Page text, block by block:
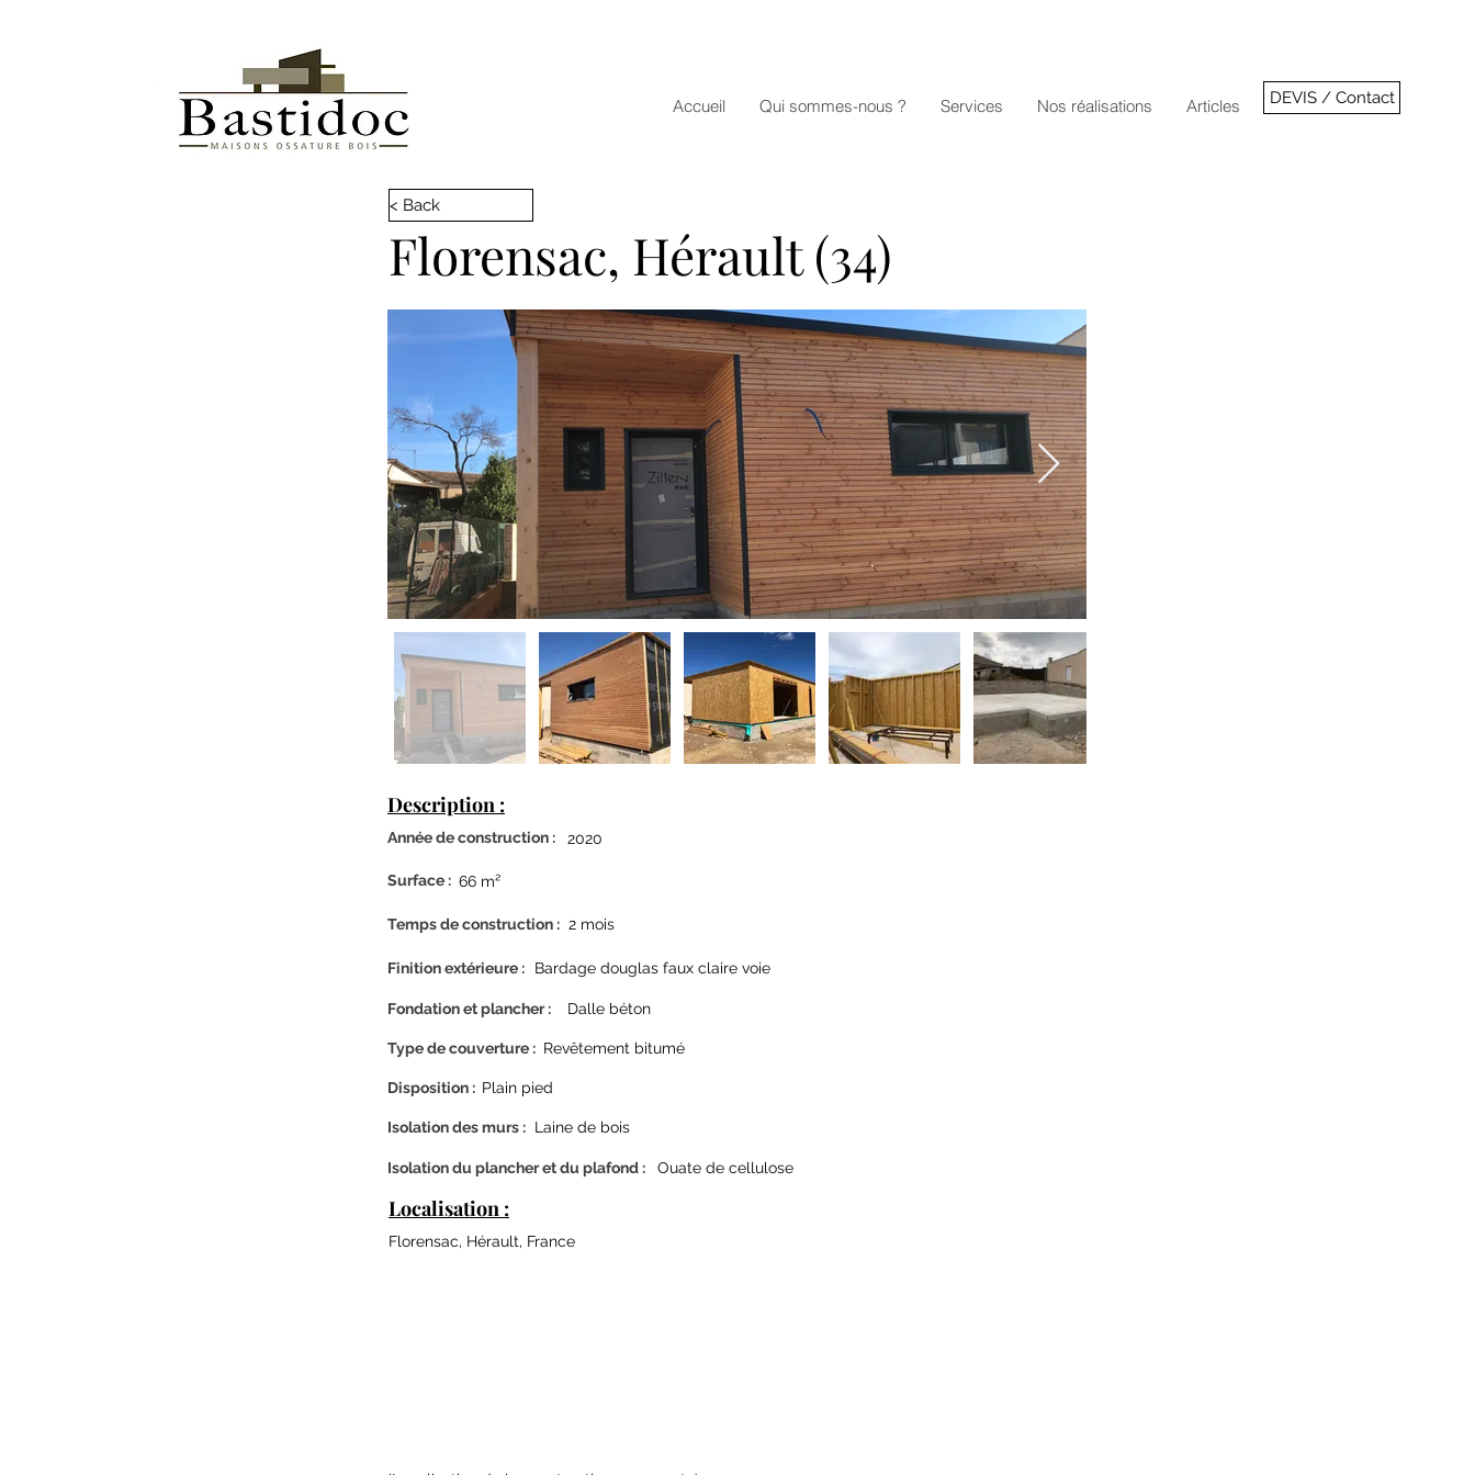
Accueil Qui sommes-nous ? Services Nos réalisations Articles DEVIS / Contact
< Back
Florensac, Hérault (34)
Description :
Année de construction : 2020
Surface : 66 m²
Temps de construction : 2 mois
Finitionextérieure : Bardage douglas faux claire voie
Fondation et plancher : Dalle béton
Type de couverture : Revêtement bitumé
Disposition : Plain pied
Isolation des murs : Laine de bois
Isolation du plancher et du plafond : Ouate de cellulose
Localisation :
Florensac, Hérault, France